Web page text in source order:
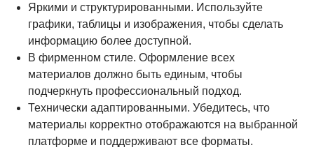
Яркими и структурированными. Используйте
графики, таблицы и изображения, чтобы сделать
информацию более доступной.
В фирменном стиле. Оформление всех
материалов должно быть единым, чтобы
подчеркнуть профессиональный подход.
Технически адаптированными. Убедитесь, что
материалы корректно отображаются на выбранной
платформе и поддерживают все форматы.